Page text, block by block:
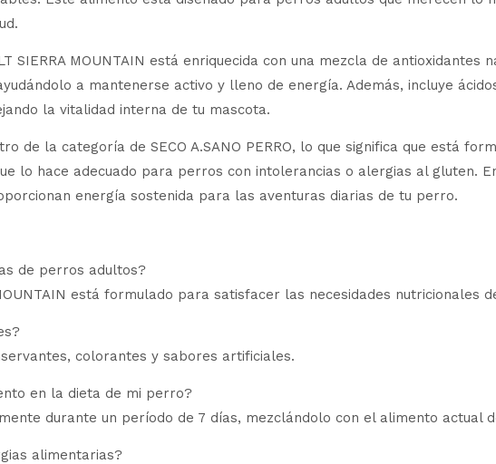
SIERRA MOUNTAIN está enriquecida con una mezcla de
a mantenerse activo y lleno de energía. Además, incluye
la vitalidad interna de tu mascota.
de la categoría de SECO A.SANO PERRO, lo que significa que está
lo hace adecuado para perros con intolerancias o alergias al gluten.
energía sostenida para las aventuras diarias de tu perro.
de perros adultos?
MOUNTAIN está formulado para satisfacer las necesidades
colorantes y sabores artificiales.
en la dieta de mi perro?
durante un período de 7 días, mezclándolo con el alimento actual
alimentarias?